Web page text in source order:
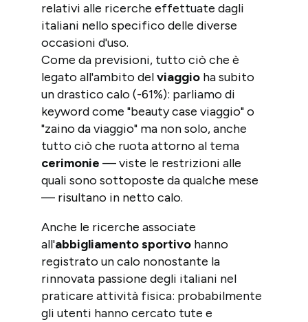
relativi alle ricerche effettuate dagli
italiani nello specifico delle diverse
occasioni d'uso.
Come da previsioni, tutto ciò che è
legato all'ambito delviaggio ha subito
un drastico calo (-61%): parliamo di
keyword come "beauty case viaggio" o
"zaino da viaggio" ma non solo, anche
tutto ciò che ruota attorno al tema
cerimonie — viste le restrizioni alle
quali sono sottoposte da qualche mese
— risultano in netto calo.
Anche le ricerche associate
all'abbigliamento sportivo hanno
registrato un calo nonostante la
rinnovata passione degli italiani nel
praticare attività fisica: probabilmente
gli utenti hanno cercato tute e